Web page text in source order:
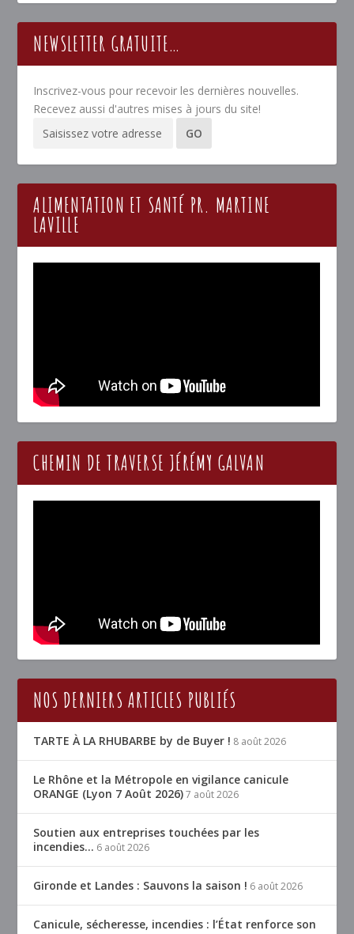
NEWSLETTER GRATUITE…
Inscrivez-vous pour recevoir les dernières nouvelles.
Recevez aussi d'autres mises à jours du site!
ALIMENTATION ET SANTÉ PR. MARTINE
LAVILLE
CHEMIN DE TRAVERSE JÉRÉMY GALVAN
NOS DERNIERS ARTICLES PUBLIÉS
TARTE À LA RHUBARBE by de Buyer ! 8 août 2026
Le Rhône et la Métropole en vigilance canicule
ORANGE (Lyon 7 Août 2026) 7 août 2026
Soutien aux entreprises touchées par les
incendies… 6 août 2026
Gironde et Landes : Sauvons la saison ! 6 août 2026
Canicule, sécheresse, incendies : l’État renforce son